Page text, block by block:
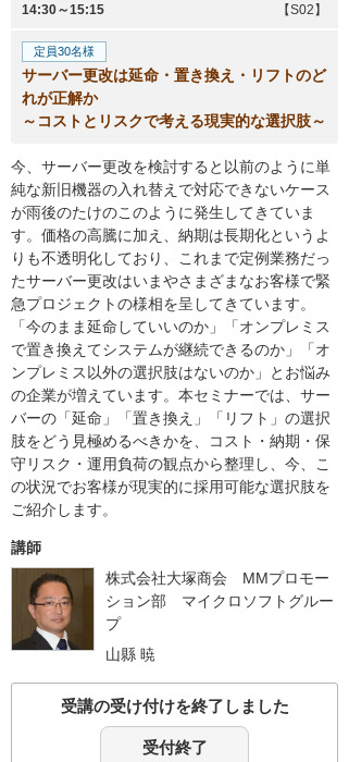
14:30～15:15 【S02】
定員30名様
サーバー更改は延命・置き換え・リフトのど
れが正解か
～コストとリスクで考える現実的な選択肢～
今、サーバー更改を検討すると以前のように単
純な新旧機器の入れ替えで対応できないケース
が雨後のたけのこのように発生してきていま
す。価格の高騰に加え、納期は長期化というよ
りも不透明化しており、これまで定例業務だっ
たサーバー更改はいまやさまざまなお客様で緊
急プロジェクトの様相を呈してきています。
「今のまま延命していいのか」「オンプレミス
で置き換えてシステムが継続できるのか」「オ
ンプレミス以外の選択肢はないのか」とお悩み
の企業が増えています。本セミナーでは、サー
バーの「延命」「置き換え」「リフト」の選択
肢をどう見極めるべきかを、コスト・納期・保
守リスク・運用負荷の観点から整理し、今、こ
の状況でお客様が現実的に採用可能な選択肢を
ご紹介します。
講師
株式会社大塚商会 MMプロモー
ション部 マイクロソフトグルー
プ
山縣 暁
受講の受け付けを終了しました
受付終了